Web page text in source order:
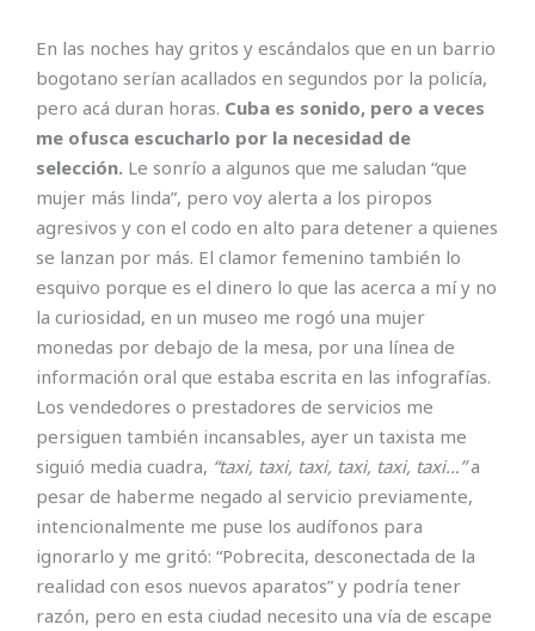
En las noches hay gritos y escándalos que en un barrio
bogotano serían acallados en segundos por la policía,
pero acá duran horas. Cuba es sonido, pero a veces
me ofusca escucharlo por la necesidad de
selección. Le sonrío a algunos que me saludan “que
mujer más linda”, pero voy alerta a los piropos
agresivos y con el codo en alto para detener a quienes
se lanzan por más. El clamor femenino también lo
esquivo porque es el dinero lo que las acerca a mí y no
la curiosidad, en un museo me rogó una mujer
monedas por debajo de la mesa, por una línea de
información oral que estaba escrita en las infografías.
Los vendedores o prestadores de servicios me
persiguen también incansables, ayer un taxista me
siguió media cuadra, “taxi, taxi, taxi, taxi, taxi, taxi…”a
pesar de haberme negado al servicio previamente,
intencionalmente me puse los audífonos para
ignorarlo y me gritó: “Pobrecita, desconectada de la
realidad con esos nuevos aparatos” y podría tener
razón, pero en esta ciudad necesito una vía de escape